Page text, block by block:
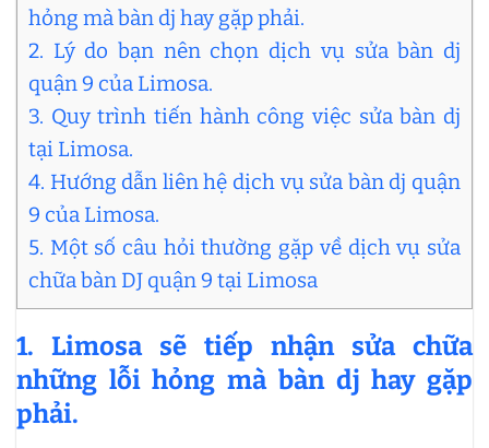
hỏng mà bàn dj hay gặp phải.
2. Lý do bạn nên chọn dịch vụ sửa bàn dj
quận 9 của Limosa.
3. Quy trình tiến hành công việc sửa bàn dj
tại Limosa.
4. Hướng dẫn liên hệ dịch vụ sửa bàn dj quận
9 của Limosa.
5. Một số câu hỏi thường gặp về dịch vụ sửa
chữa bàn DJ quận 9 tại Limosa
1. Limosa sẽ tiếp nhận sửa chữa
những lỗi hỏng mà bàn dj hay gặp
phải.